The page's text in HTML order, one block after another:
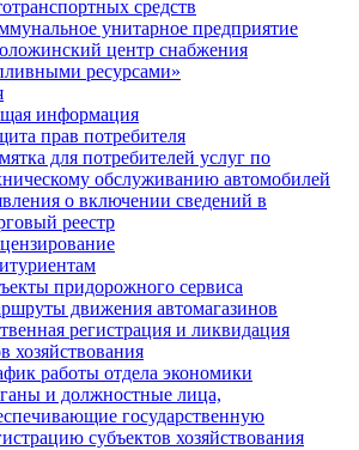
средств
унитарное предприятие
центр снабжения
ресурсами»
информация
прав потребителя
для потребителей услуг по
обслуживанию автомобилей
о включении сведений в
реестр
придорожного сервиса
движения автомагазинов
регистрация и ликвидация
хозяйствования
работы отдела экономики
и должностные лица,
государственную
субъектов хозяйствования